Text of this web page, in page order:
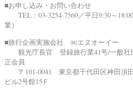
■お申し込み・お問い合わせ
TEL：03-3254-7560／平日9:30～
業）
■旅行企画実施会社 ㈱エヌオーイー
観光庁長官 登録旅行業41号/一般社
正会員
〒101-0041 東京都千代田区神田須
ビル2号館15Ｆ